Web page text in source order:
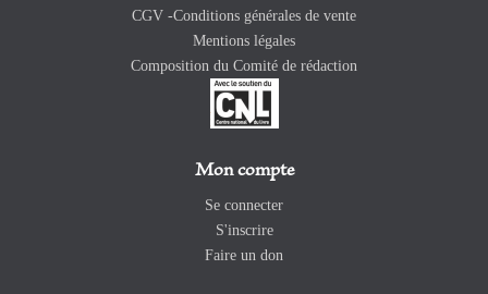
CGV -Conditions générales de vente
Mentions légales
Composition du Comité de rédaction
Mon compte
Se connecter
S'inscrire
Faire un don